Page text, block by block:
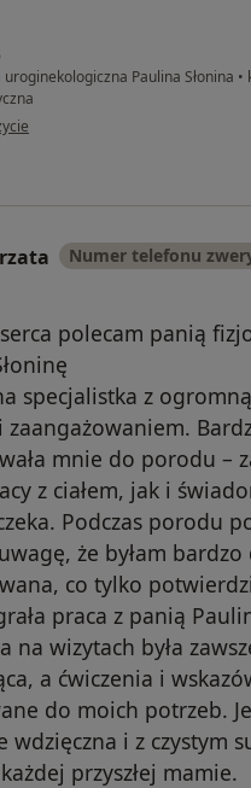
Paulina Słonina •
Anna
Numer telefonu
serca polecam panią
specjalistka z
zaangażowaniem.
mnie do porodu –
z ciałem, jak i
Podczas porodu
że byłam
co tylko
praca z panią
na wizytach była
a ćwiczenia i
do moich potrzeb.
wdzięczna i z czystym
przyszłej mamie.